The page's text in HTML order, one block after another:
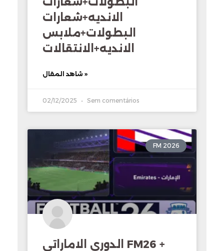
الانديه+شعارات
البطولات+ملابس
الانديه+الانتقالات
شاهد المقال »
02/12/2025 Sem comentários
FM 2026
الدوري الاماراتي FM26 +